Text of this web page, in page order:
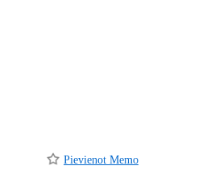
Pievienot Memo